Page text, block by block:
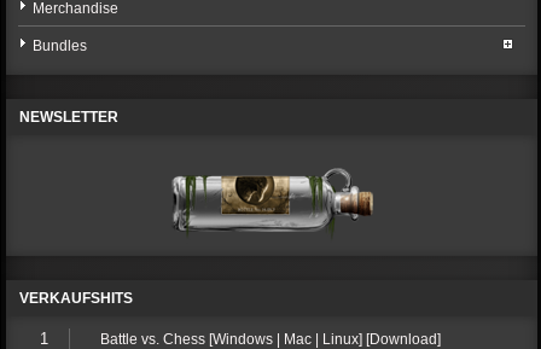
Merchandise
Bundles
NEWSLETTER
VERKAUFSHITS
1 Battle vs. Chess [Windows | Mac | Linux] [Download]